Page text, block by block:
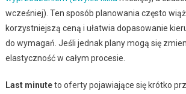
wcześniej). Ten sposób planowania często
korzystniejszą ceną i ułatwia dopasowanie
do wymagań. Jeśli jednak plany mogą się
elastyczność w całym procesie.
Last minuteto oferty pojawiające się krótko